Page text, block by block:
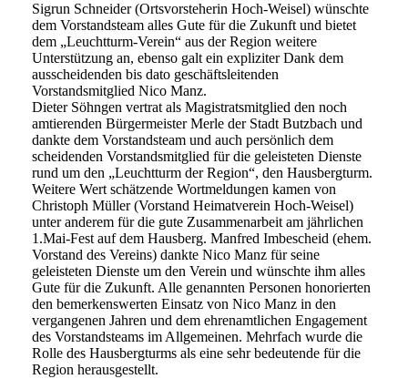
Sigrun Schneider (Ortsvorsteherin Hoch-Weisel) wünschte
dem Vorstandsteam alles Gute für die Zukunft und bietet
dem „Leuchtturm-Verein“ aus der Region weitere
Unterstützung an, ebenso galt ein expliziter Dank dem
ausscheidenden bis dato geschäftsleitenden
Vorstandsmitglied Nico Manz.
Dieter Söhngen vertrat als Magistratsmitglied den noch
amtierenden Bürgermeister Merle der Stadt Butzbach und
dankte dem Vorstandsteam und auch persönlich dem
scheidenden Vorstandsmitglied für die geleisteten Dienste
rund um den „Leuchtturm der Region“, den Hausbergturm.
Weitere Wert schätzende Wortmeldungen kamen von
Christoph Müller (Vorstand Heimatverein Hoch-Weisel)
unter anderem für die gute Zusammenarbeit am jährlichen
1.Mai-Fest auf dem Hausberg. Manfred Imbescheid (ehem.
Vorstand des Vereins) dankte Nico Manz für seine
geleisteten Dienste um den Verein und wünschte ihm alles
Gute für die Zukunft. Alle genannten Personen honorierten
den bemerkenswerten Einsatz von Nico Manz in den
vergangenen Jahren und dem ehrenamtlichen Engagement
des Vorstandsteams im Allgemeinen. Mehrfach wurde die
Rolle des Hausbergturms als eine sehr bedeutende für die
Region herausgestellt.